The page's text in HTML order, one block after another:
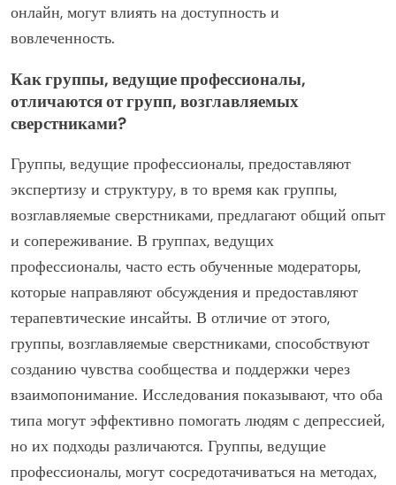
Некоторые группы акцентируют внимание на
поддержке со стороны сверстников, в то время как
группы могут сосредотачиваться на специфических
демографических группах, таких как возраст или пол,
предоставляя адаптированный опыт. Кроме того,
различные форматы встреч, такие как очные или
онлайн, могут влиять на доступность и
вовлеченность.
Как группы, ведущие профессионалы,
отличаются от групп, возглавляемых
сверстниками?
Группы, ведущие профессионалы, предоставляют
экспертизу и структуру, в то время как группы,
возглавляемые сверстниками, предлагают общий опыт
и сопереживание. В группах, ведущих
профессионалы, часто есть обученные модераторы,
которые направляют обсуждения и предоставляют